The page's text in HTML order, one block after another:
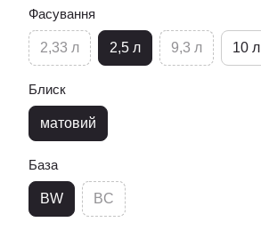
Фасування
2,33 л 2,5 л 9,3 л 10 л
Блиск
матовий
База
BW BC